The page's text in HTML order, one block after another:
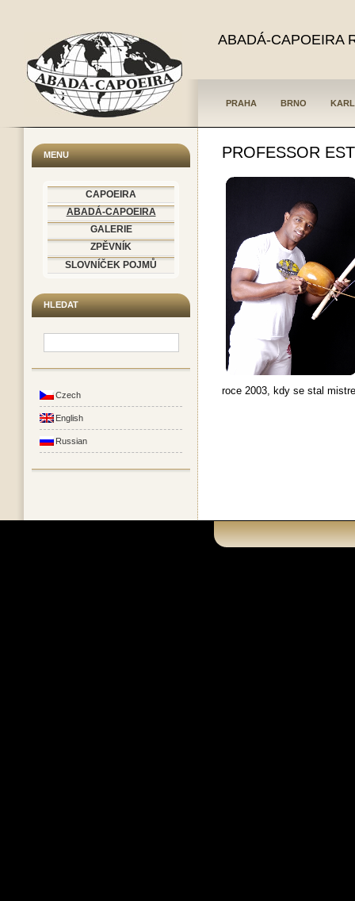
ABADÁ-CAPOEIRA
PRAHA BRNO
MENU
CAPOEIRA
ABADÁ-CAPOEIRA
GALERIE
ZPĚVNÍK
SLOVNÍČEK POJMŮ
HLEDAT
Czech
English
Russian
PROFESSOR
roce 2003, kdy se stal